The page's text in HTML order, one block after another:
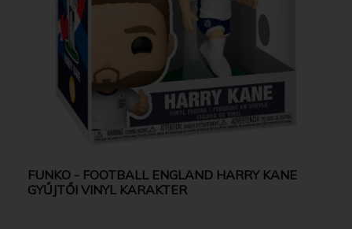
FUNKO - FOOTBALL ENGLAND HARRY KANE
GYŰJTŐI VINYL KARAKTER